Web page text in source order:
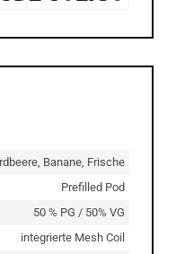
Banane, Frische
Prefilled Pod
50 % PG / 50% VG
integrierte Mesh Coil